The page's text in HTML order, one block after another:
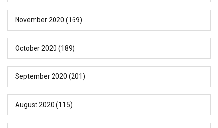
November 2020 (169)
October 2020 (189)
September 2020 (201)
August 2020 (115)